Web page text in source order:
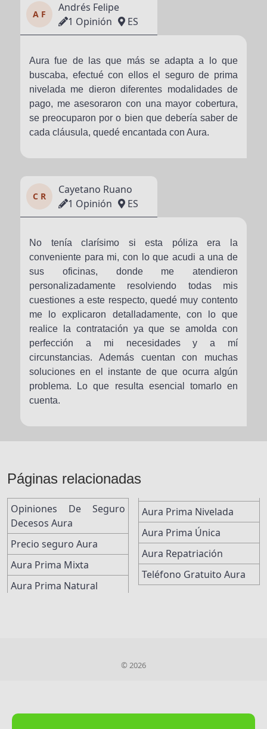
A F
Andrés Felipe
1 Opinión
ES
Aura fue de las que más se adapta a lo que
buscaba, efectué con ellos el seguro de prima
nivelada me dieron diferentes modalidades de
pago, me asesoraron con una mayor cobertura,
se preocuparon por o bien que debería saber de
cada cláusula, quedé encantada con Aura.
C R
Cayetano Ruano
1 Opinión
ES
No tenía clarísimo si esta póliza era la
conveniente para mi, con lo que acudi a una de
sus oficinas, donde me atendieron
personalizadamente resolviendo todas mis
cuestiones a este respecto, quedé muy contento
me lo explicaron detalladamente, con lo que
realice la contratación ya que se amolda con
perfección a mi necesidades y a mí
circunstancias. Además cuentan con muchas
soluciones en el instante de que ocurra algún
problema. Lo que resulta esencial tomarlo en
cuenta.
Páginas relacionadas
Opiniones De Seguro
Decesos Aura
Precio seguro Aura
Aura Prima Mixta
Aura Prima Natural
Aura Prima Nivelada
Aura Prima Única
Aura Repatriación
Teléfono Gratuito Aura
© 2026